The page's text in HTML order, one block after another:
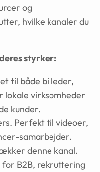
og
hvilke kanaler du
styrker:
til både billeder,
virksomheder
kunder.
Perfekt til videoer,
samarbejder.
denne kanal.
for B2B, rekruttering